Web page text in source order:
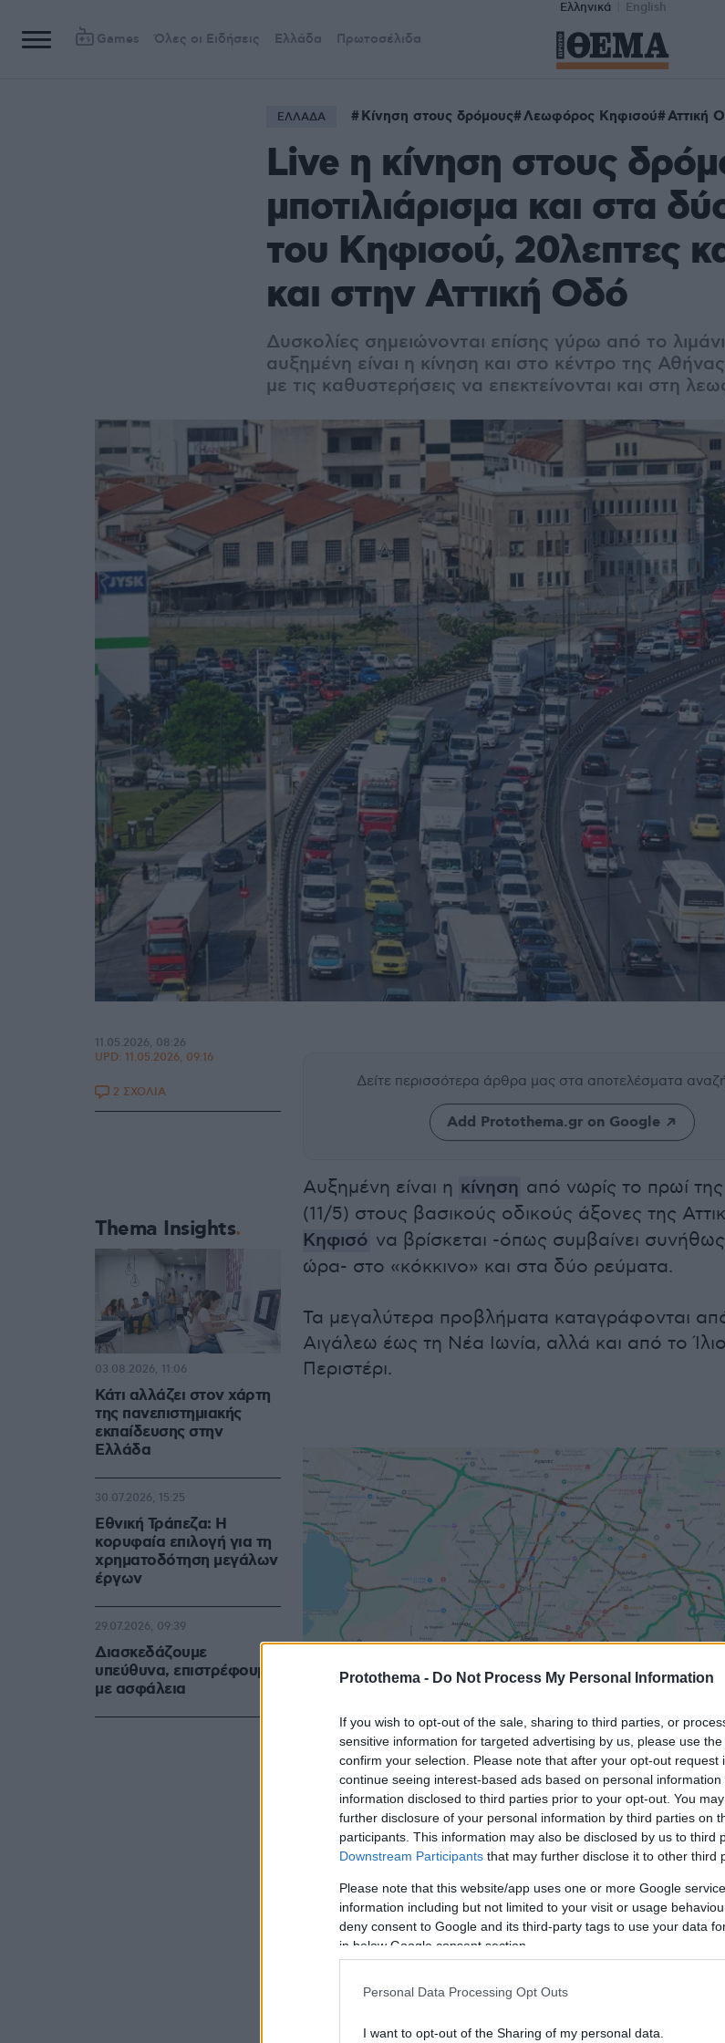
Protothema - Do Not Process My Personal Information
If you wish to opt-out of the sale, sharing to third parties, or
sensitive information for targeted advertising by us, please use
confirm your selection. Please note that after your opt-out request
continue seeing interest-based ads based on personal
information disclosed to third parties prior to your opt-out. You
further disclosure of your personal information by third parties on
participants. This information may also be disclosed by us to third
Downstream Participants that may further disclose it to other third
Please note that this website/app uses one or more Google
information including but not limited to your visit or usage
deny consent to Google and its third-party tags to use your data
in below Google consent section.
Personal Data Processing Opt Outs
I want to opt-out of the Sharing of my personal data.
Ελληνικά English
Games Όλες οι Ειδήσεις Ελλάδα Πρωτοσέλιδα
ΕΛΛΑΔΑ Κίνηση στους δρόμους Λεωφόρος Κηφισού Αττική
Live η κίνηση στους
μποτιλιάρισμα και στα
του Κηφισού, 20λεπτες
και στην Αττική Οδό
Δυσκολίες σημειώνονται επίσης γύρω από το
αυξημένη είναι η κίνηση και στο κέντρο της
με τις καθυστερήσεις να επεκτείνονται και στη
Δείτε περισσότερα άρθρα μας στα αποτελέσματα
Add Protothema.gr on Google
Αυξημένη είναι η κίνηση από νωρίς το πρωί
(11/5) στους βασικούς οδικούς άξονες της
Κηφισό να βρίσκεται -όπως συμβαίνει συνήθως
ώρα- στο «κόκκινο» και στα δύο ρεύματα.
Τα μεγαλύτερα προβλήματα καταγράφονται
Αιγάλεω έως τη Νέα Ιωνία, αλλά και από το
Περιστέρι.
Εικόνα της κίνησης, ώρα 09:15
Δυσκολίες σημειώνονται επίσης
Αθήνας, κυρίως στην Αρδηττού, με τις
11.05.2026, 08:26
UPD: 11.05.2026, 09:16
2 ΣΧΟΛΙΑ
Thema Insights
Κάτι αλλάζει στον χάρτη
της πανεπιστημιακής
εκπαίδευσης στην
Ελλάδα
03.08.2026, 11:06
Εθνική Τράπεζα: Η
κορυφαία επιλογή για τη
χρηματοδότηση μεγάλων
έργων
30.07.2026, 15:25
Διασκεδάζουμε
υπεύθυνα, επιστρέφουμε
με ασφάλεια
29.07.2026, 09:39